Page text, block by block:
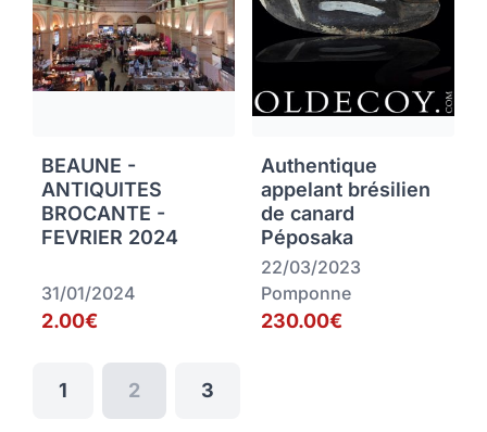
BEAUNE -
ANTIQUITES
BROCANTE -
FEVRIER 2024
31/01/2024
2.00€
Authentique
appelant brésilien
de canard
Péposaka
22/03/2023
Pomponne
230.00€
1 2 3